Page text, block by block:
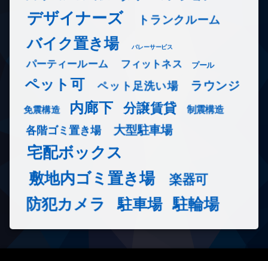
デザイナーズ トランクルーム
バイク置き場 バレーサービス
パーティールーム フィットネス プール
ペット可 ペット足洗い場 ラウンジ
免震構造 内廊下 分譲賃貸 制震構造
各階ゴミ置き場 大型駐車場
宅配ボックス
敷地内ゴミ置き場
楽器可
防犯カメラ 駐車場 駐輪場